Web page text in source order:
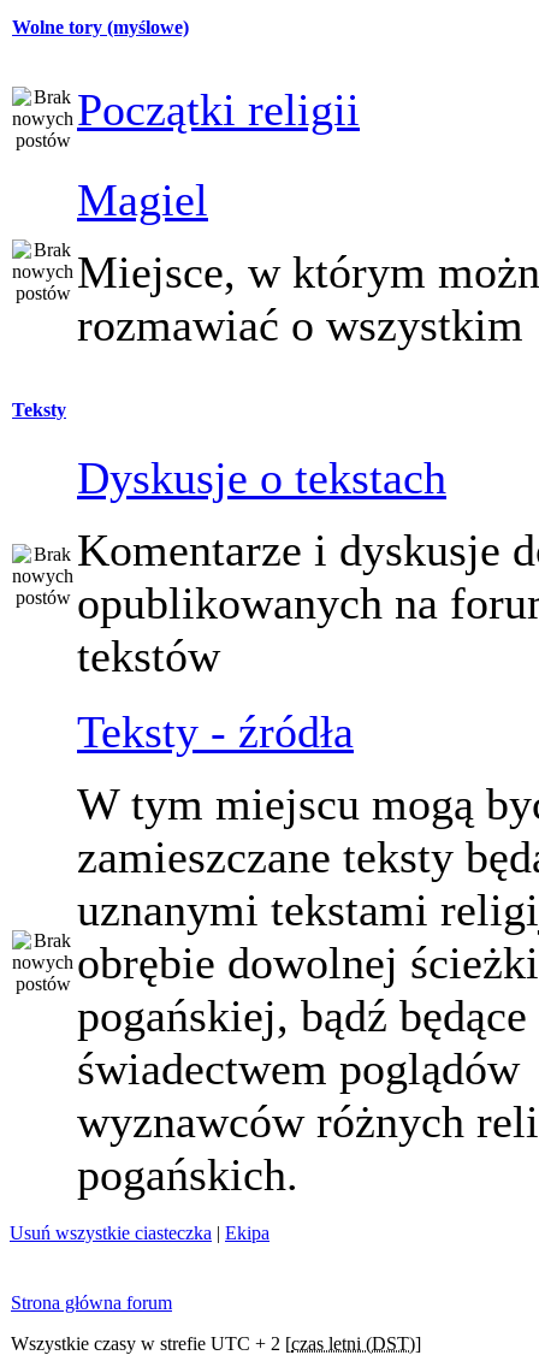
Wolne tory (myślowe)
Początki religii
Magiel
Miejsce, w którym
rozmawiać o wszystkim
Teksty
Dyskusje o tekstach
Komentarze i dyskusje
opublikowanych na
tekstów
Teksty - źródła
W tym miejscu mogą
zamieszczane teksty
uznanymi tekstami
obrębie dowolnej ścieżki
pogańskiej, bądź będące
świadectwem poglądów
wyznawców różnych
pogańskich.
Usuń wszystkie ciasteczka | Ekipa
Strona główna forum
Wszystkie czasy w strefie UTC + 2 [czas letni (DST)]